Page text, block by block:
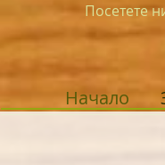
Посетете
Начало